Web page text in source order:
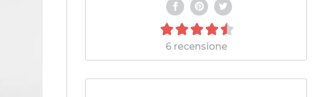
6 recensione